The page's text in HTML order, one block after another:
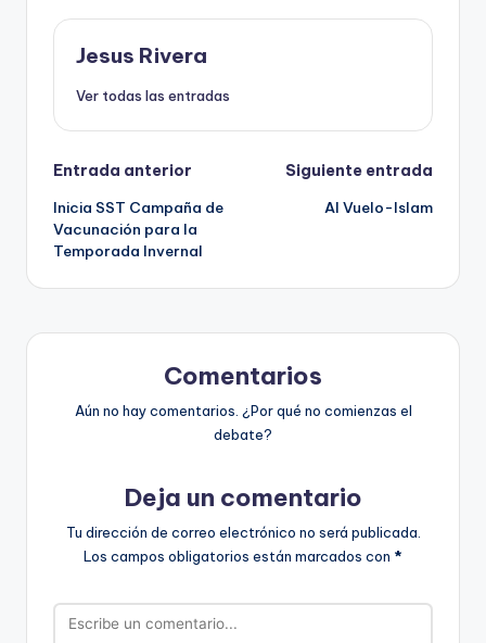
Jesus Rivera
Ver todas las entradas
Navegación
de
entradas
Entrada anterior
Inicia SST Campaña de
Vacunación para la
Temporada Invernal
Siguiente entrada
Al Vuelo-Islam
Comentarios
Aún no hay comentarios. ¿Por qué no comienzas el
debate?
Deja un comentario
Tu dirección de correo electrónico no será publicada.
Los campos obligatorios están marcados con *